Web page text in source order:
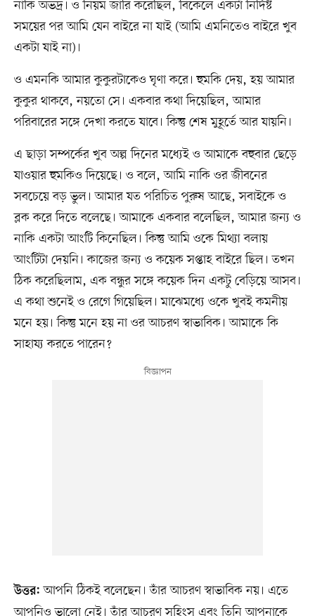
নাকি অভদ্র। ও নিয়ম জারি করেছিল, বিকেলে একটা নির্দিষ্ট
সময়ের পর আমি যেন বাইরে না যাই (আমি এমনিতেও বাইরে খুব
একটা যাই না)।
ও এমনকি আমার কুকুরটাকেও ঘৃণা করে। হুমকি দেয়, হয় আমার
কুকুর থাকবে, নয়তো সে। একবার কথা দিয়েছিল, আমার
পরিবারের সঙ্গে দেখা করতে যাবে। কিন্তু শেষ মুহূর্তে আর যায়নি।
এ ছাড়া সম্পর্কের খুব অল্প দিনের মধ্যেই ও আমাকে বহুবার ছেড়ে
যাওয়ার হুমকিও দিয়েছে। ও বলে, আমি নাকি ওর জীবনের
সবচেয়ে বড় ভুল। আমার যত পরিচিত পুরুষ আছে, সবাইকে ও
ব্লক করে দিতে বলেছে। আমাকে একবার বলেছিল, আমার জন্য ও
নাকি একটা আংটি কিনেছিল। কিন্তু আমি ওকে মিথ্যা বলায়
আংটিটা দেয়নি। কাজের জন্য ও কয়েক সপ্তাহ বাইরে ছিল। তখন
ঠিক করেছিলাম, এক বন্ধুর সঙ্গে কয়েক দিন একটু বেড়িয়ে আসব।
এ কথা শুনেই ও রেগে গিয়েছিল। মাঝেমধ্যে ওকে খুবই কমনীয়
মনে হয়। কিন্তু মনে হয় না ওর আচরণ স্বাভাবিক। আমাকে কি
সাহায্য করতে পারেন?
উত্তর: আপনি ঠিকই বলেছেন। তাঁর আচরণ স্বাভাবিক নয়। এতে